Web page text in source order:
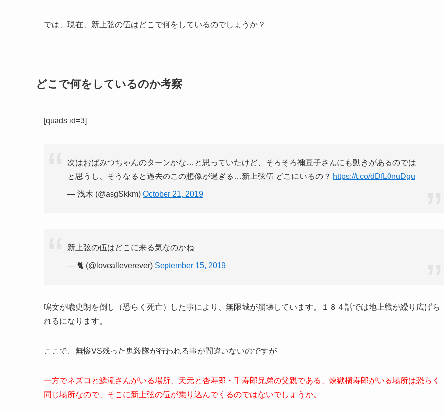
では、現在、新上弦の伍はどこで何をしているのでしょうか？
どこで何をしているのか考察
[quads id=3]
次はおばみつちゃんのターンかな…と思っていたけど、そろそろ禰豆子さんにも動きがあるのでは
と思うし、そうなると過去のこの想像が過ぎる…新上弦伍 どこにいるの？ https://t.co/dDfL0nuDgu
— 浅木 (@asgSkkm) October 21, 2019
新上弦の伍はどこに来る気なのかね
— 🐈 (@lovealleverever) September 15, 2019
鳴女が喩史朗を倒し（恐らく死亡）した事により、無限城が崩壊しています。１８４話では地上戦が繰り広げら
れるになります。
ここで、無惨VS残った鬼殺隊が行われる事が間違いないのですが、
一方でネズコと鱗滝さんがいる場所、天元と杏寿郎・千寿郎兄弟の父親である、煉獄槇寿郎がいる場所は恐らく
同じ場所なので、そこに新上弦の伍が乗り込んでくるのではないでしょうか。